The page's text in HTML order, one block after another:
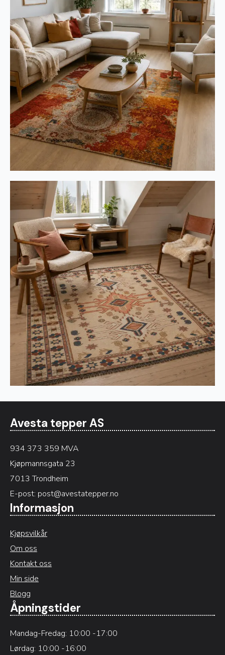
Avesta tepper AS
934 373 359 MVA
Kjøpmannsgata 23
7013 Trondheim
E-post: post@avestatepper.no
Informasjon
Kjøpsvilkår
Om oss
Kontakt oss
Min side
Blogg
Åpningstider
Mandag-Fredag: 10:00 -17:00
Lørdag: 10:00 -16:00